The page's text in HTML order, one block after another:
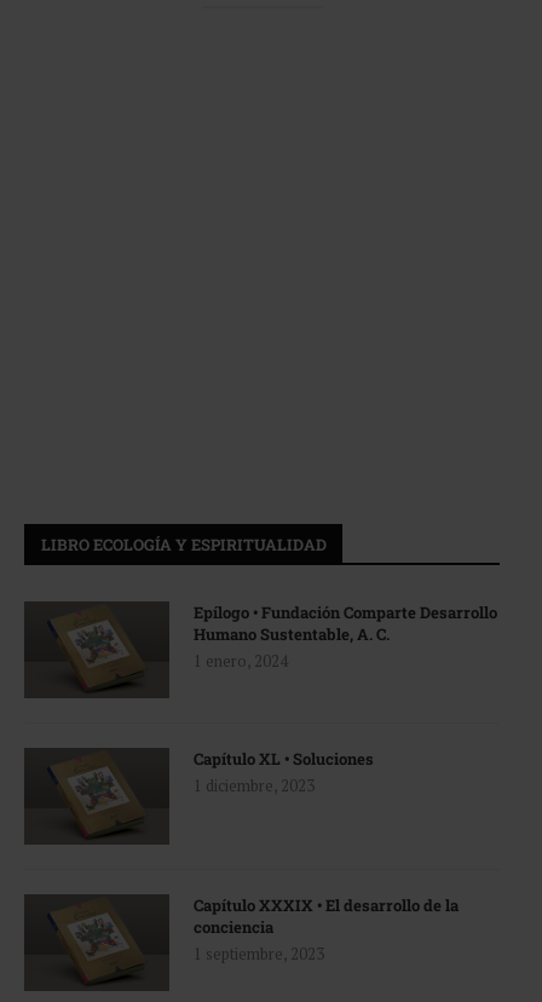
LIBRO ECOLOGÍA Y ESPIRITUALIDAD
Epílogo • Fundación Comparte Desarrollo
Humano Sustentable, A. C.
1 enero, 2024
Capítulo XL • Soluciones
1 diciembre, 2023
Capítulo XXXIX • El desarrollo de la
conciencia
1 septiembre, 2023